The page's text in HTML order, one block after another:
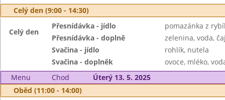
Celý den (9:00 - 14:30)
Celý den
Přesnídávka - jídlo
pomazánka z
Přesnídávka - doplně
zelenina, voda,
Svačina - jídlo
rohlík, nutela
Svačina - doplněk
ovoce, mléko,
Menu
Chod
Úterý 13. 5. 2025
Oběd (11:00 - 14:00)